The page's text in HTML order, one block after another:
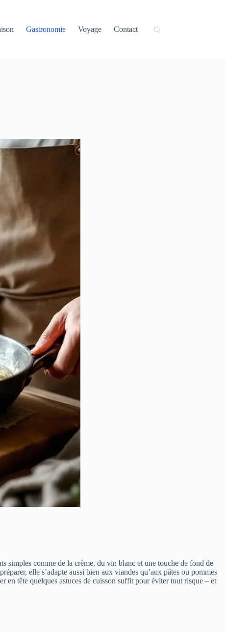
Gastronomie Voyage Contact
simples comme de la crème, du vin blanc et une touche de fond de
elle s’adapte aussi bien aux viandes qu’aux pâtes ou pommes
en tête quelques astuces de cuisson suffit pour éviter tout risque – et